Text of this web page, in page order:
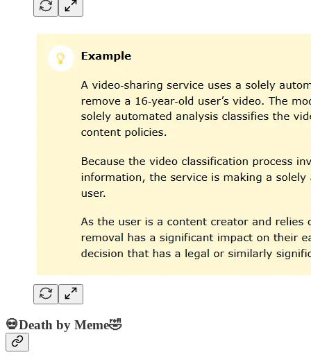
💀Death by Meme🤣